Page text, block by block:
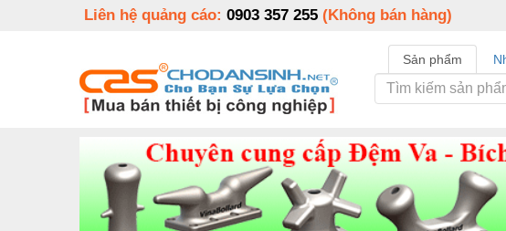
Liên hệ quảng cáo: 0903 357 255 (Không bán hàng)
Sản phẩm